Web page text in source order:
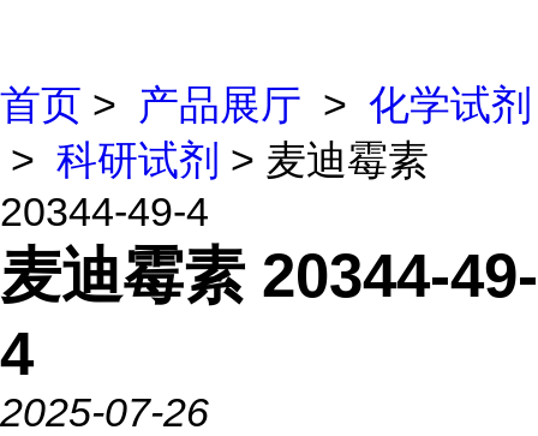
首页 > 产品展厅 > 化学试剂
> 科研试剂 > 麦迪霉素
20344-49-4
麦迪霉素 20344-49-
4
2025-07-26